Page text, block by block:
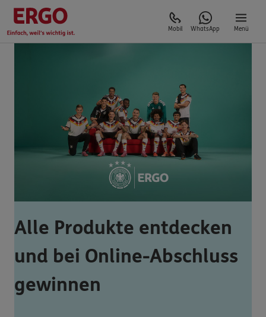
Mobil WhatsApp Menü
Alle Produkte entdecken
und bei Online-Abschluss
gewinnen